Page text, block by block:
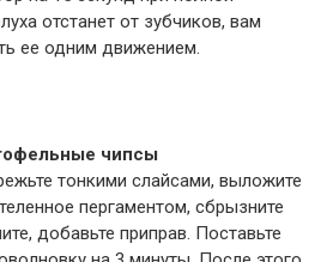
отстанет от зубчиков, вам
ее одним движением.
чипсы
тонкими слайсами, выложите
пергаментом, сбрызните
добавьте приправ. Поставьте